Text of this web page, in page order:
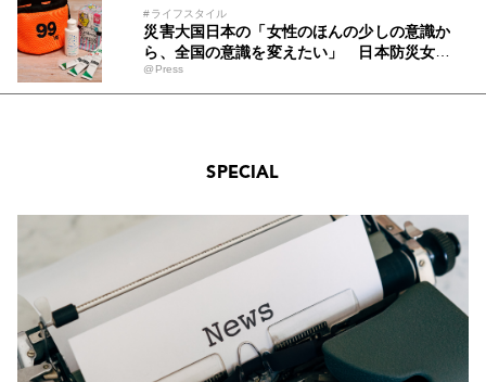
#ライフスタイル
災害大国日本の「女性のほんの少しの意識か
ら、全国の意識を変えたい」 日本防災女子
株式会社と美術学校の生徒による女性防災セ
ット99販売開始！
@Press
SPECIAL